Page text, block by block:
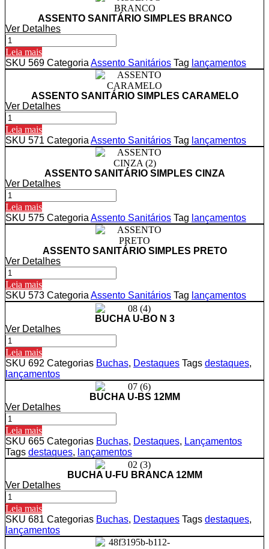
ASSENTO SANITÁRIO SIMPLES BRANCO
Ver Detalhes
ASSENTO
SANITÁRIO
SIMPLES
BRANCO
Leia mais
SKU 569 Categoria Assento Sanitários Tag lançamentos
ASSENTO SANITÁRIO SIMPLES CARAMELO
Ver Detalhes
ASSENTO
SANITÁRIO
SIMPLES
CARAMELO
Leia mais
SKU 571 Categoria Assento Sanitários Tag lançamentos
ASSENTO SANITÁRIO SIMPLES CINZA
Ver Detalhes
ASSENTO
SANITÁRIO
SIMPLES
CINZA
Leia mais
SKU 575 Categoria Assento Sanitários Tag lançamentos
ASSENTO SANITÁRIO SIMPLES PRETO
Ver Detalhes
ASSENTO
SANITÁRIO
SIMPLES
PRETO
Leia mais
SKU 573 Categoria Assento Sanitários Tag lançamentos
BUCHA U-BO N 3
Ver Detalhes
BUCHA
U-
BO
N
3
Leia mais
SKU 692 Categorias Buchas, Destaques Tags destaques,
lançamentos
BUCHA U-BS 12MM
Ver Detalhes
BUCHA
U-
BS
12MM
quantidade
Leia mais
SKU 665 Categorias Buchas, Destaques, Lançamentos
Tags destaques, lançamentos
BUCHA U-FU BRANCA 12MM
Ver Detalhes
BUCHA
U-
FU
BRANCA
12MM
Leia mais
SKU 681 Categorias Buchas, Destaques Tags destaques,
lançamentos